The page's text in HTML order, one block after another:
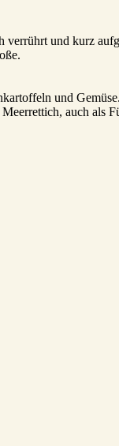
und kurz
und
auch als